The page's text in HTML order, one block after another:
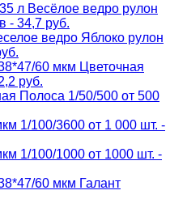
л Весёлое ведро рулон
- 34,7 руб.
ведро Яблоко рулон
60 мкм Цветочная
руб.
Полоса 1/50/500 от 500
1/100/3600 от 1 000 шт. -
1/100/1000 от 1000 шт. -
60 мкм Галант